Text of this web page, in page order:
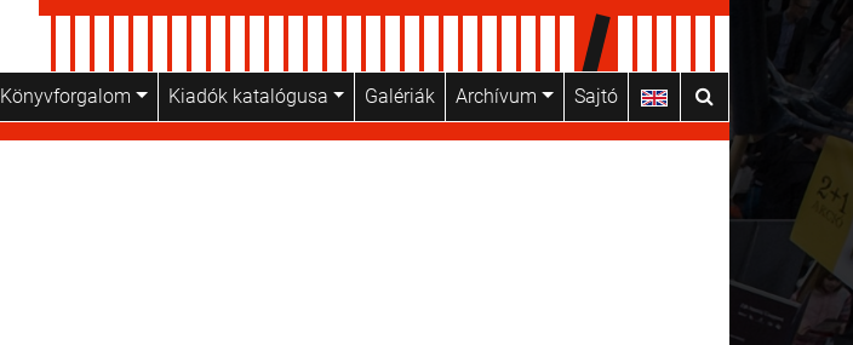
Könyvforgalom Kiadók katalógusa Galériák Archívum Sajtó